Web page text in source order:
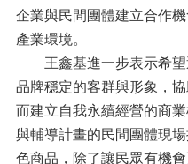
企業與民間團體建立合作
產業環境。
王鑫基進一步表示希望
品牌穩定的客群與形象，
而建立自我永續經營的商
與輔導計畫的民間團體現
色商品，除了讓民眾有機